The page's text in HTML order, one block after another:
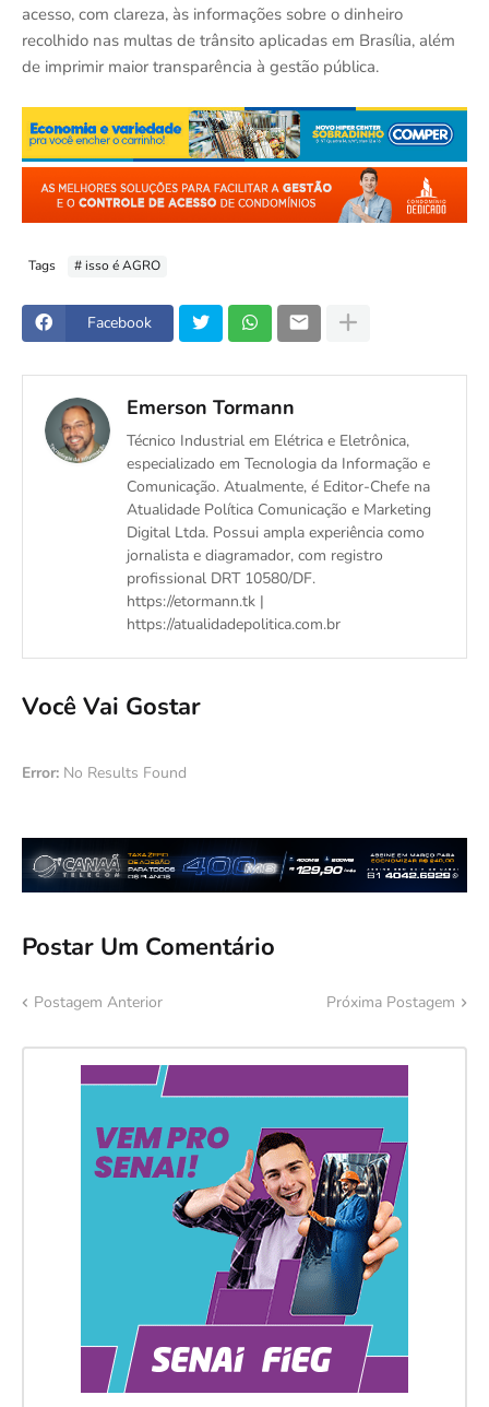
acesso, com clareza, às informações sobre o dinheiro
recolhido nas multas de trânsito aplicadas em Brasília, além
de imprimir maior transparência à gestão pública.
Tags # isso é AGRO
Facebook
Emerson Tormann
Técnico Industrial em Elétrica e Eletrônica,
especializado em Tecnologia da Informação e
Comunicação. Atualmente, é Editor-Chefe na
Atualidade Política Comunicação e Marketing
Digital Ltda. Possui ampla experiência como
jornalista e diagramador, com registro
profissional DRT 10580/DF.
https://etormann.tk |
https://atualidadepolitica.com.br
Você Vai Gostar
Error: No Results Found
Postar Um Comentário
Postagem Anterior Próxima Postagem